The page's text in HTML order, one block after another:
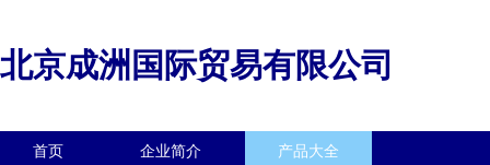
北京成洲国际贸易有限公司
首页 企业简介 产品大全